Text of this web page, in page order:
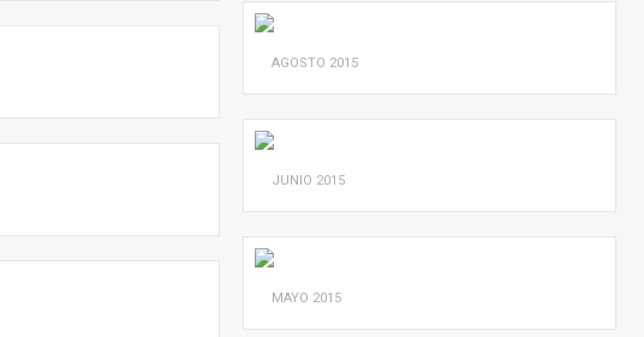
AGOSTO 2015
JUNIO 2015
MAYO 2015